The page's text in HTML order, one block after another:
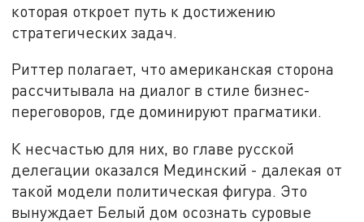
которая откроет путь к достижению
стратегических задач.
Риттер полагает, что американская сторона
рассчитывала на диалог в стиле бизнес-
переговоров, где доминируют прагматики.
К несчастью для них, во главе русской
делегации оказался Мединский - далекая от
такой модели политическая фигура. Это
вынуждает Белый дом осознать суровые